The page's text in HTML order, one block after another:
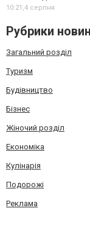
10:21,4 серпня
Рубрики новин
Загальний розділ
Туризм
Будівництво
Бізнес
Жіночий розділ
Економіка
Кулінарія
Подорожі
Реклама